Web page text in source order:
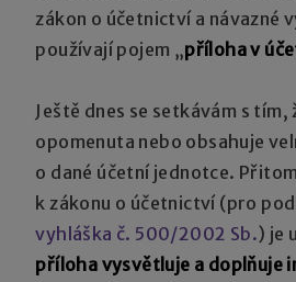
zákon o účetnictví a návazné
používají pojem „příloha v
Ještě dnes se setkávám s tím,
opomenuta nebo obsahuje
o dané účetní jednotce.
k zákonu o účetnictví (pro
vyhláška č. 500/2002 Sb.) je
příloha vysvětluje a doplňuje